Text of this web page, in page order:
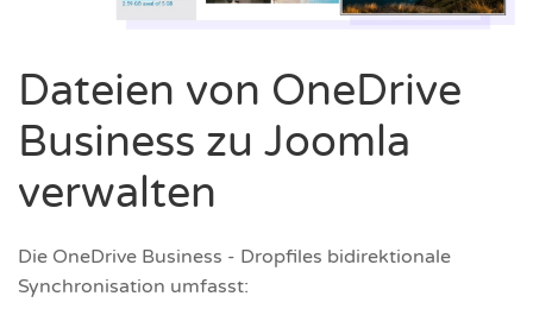
Dateien von OneDrive
Business zu Joomla
verwalten
Die OneDrive Business - Dropfiles bidirektionale
Synchronisation umfasst: